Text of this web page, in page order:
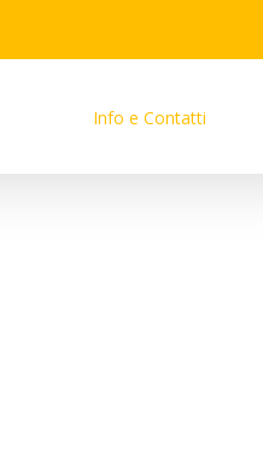
Info e Contatti